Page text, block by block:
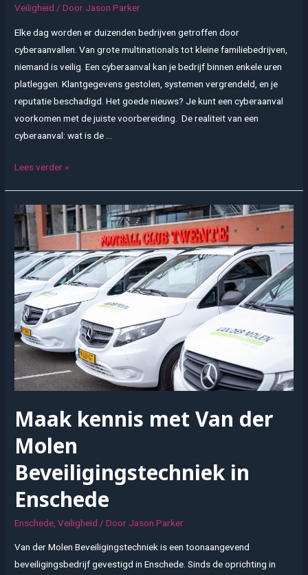
Veiligheid / Door Jason Parker
Elke dag worden er duizenden bedrijven getroffen door
cyberaanvallen. Van grote multinationals tot kleine familiebedrijven,
niemand is veilig. Een cyberaanval kan je bedrijf binnen enkele uren
platleggen. Klantgegevens gestolen, systemen vergrendeld, en je
reputatie beschadigd. Het goede nieuws? Je kunt een cyberaanval
voorkomen met de juiste voorbereiding. De realiteit van een
cyberaanval: wat is de …
Cyberaanval?
je
ellende
voor
je
bedrijf
Lees verder »
Maak kennis met Van der
Molen
Beveiligingstechniek in
Enschede
Enschede ,Veiligheid / Door Jason Parker
Van der Molen Beveiligingstechniek is een toonaangevend
beveiligingsbedrijf gevestigd in Enschede. Sinds de oprichting in